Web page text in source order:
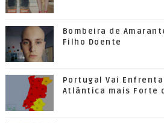
Bombeira de
Filho Doente
Portugal Vai
Atlântica mais Forte